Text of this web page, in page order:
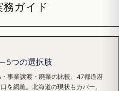
ガイド
5つの選択肢
事業譲渡・廃業の比較、47都道府
を網羅。北海道の現状もカバー。